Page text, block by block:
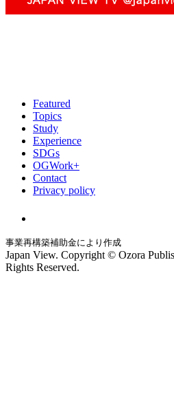
Featured
Topics
Study
Experience
SDGs
OGWork+
Contact
Privacy policy
事業再構築補助金により作成
Japan View. Copyright © Ozora
Rights Reserved.